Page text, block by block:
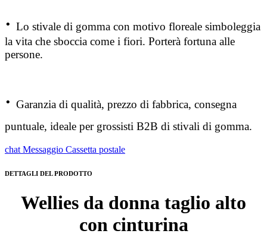
· Lo stivale di gomma con motivo floreale simboleggia
la vita che sboccia come i fiori. Porterà fortuna alle
persone.
· Garanzia di qualità, prezzo di fabbrica, consegna
puntuale, ideale per grossisti B2B di stivali di gomma.
chat Messaggio Cassetta postale
DETTAGLI DEL PRODOTTO
Wellies da donna taglio alto
con cinturina